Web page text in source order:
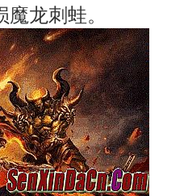
龙刺蛙。